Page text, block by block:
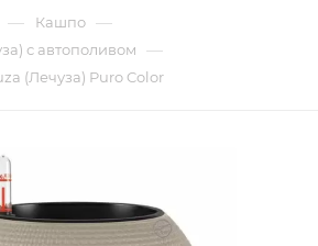
— Кашпо —
с автополивом —
(Лечуза) Puro Color